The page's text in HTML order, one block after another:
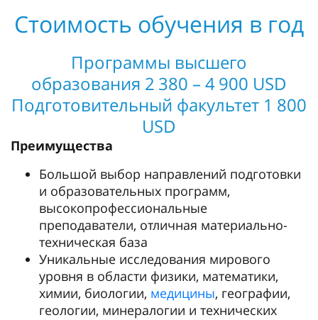
Стоимость обучения в год
Программы высшего
образования 2 380 – 4 900 USD
Подготовительный факультет 1 800
USD
Преимущества
Большой выбор направлений подготовки
и образовательных программ,
высокопрофессиональные
преподаватели, отличная материально-
техническая база
Уникальные исследования мирового
уровня в области физики, математики,
химии, биологии, медицины, географии,
геологии, минералогии и технических